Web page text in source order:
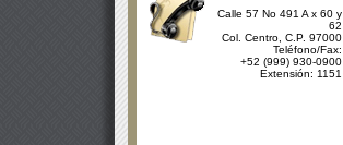
Calle 57 No 491 A x 60 y
62
Col. Centro, C.P. 97000
Teléfono/Fax:
+52 (999) 930-0900
Extensión: 1151